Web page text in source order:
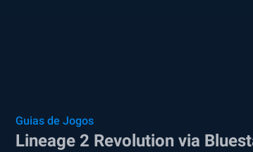
Guias de Jogos
Lineage 2 Revolution via